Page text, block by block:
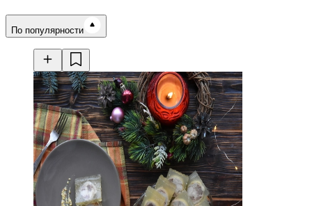
Время готовки
По популярности